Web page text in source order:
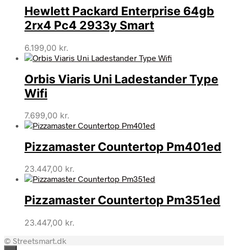
Hewlett Packard Enterprise 64gb
2rx4 Pc4 2933y Smart
6.199,00 kr.
Orbis Viaris Uni Ladestander Type
Wifi
7.699,00 kr.
Pizzamaster Countertop Pm401ed
23.447,00 kr.
Pizzamaster Countertop Pm351ed
23.447,00 kr.
© Streetsmart.dk